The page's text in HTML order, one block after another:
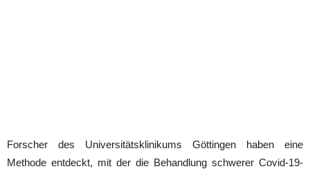
Forscher des Universitätsklinikums Göttingen haben eine
Methode entdeckt, mit der die Behandlung schwerer Covid-19-